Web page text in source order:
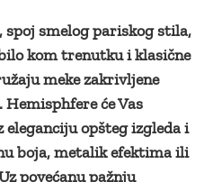
spoj smelog pariskog stila,
kom trenutku i klasične
meke zakrivljene
će Vas
opšteg izgleda i
boja, metalik efektima ili
povećanu pažnju